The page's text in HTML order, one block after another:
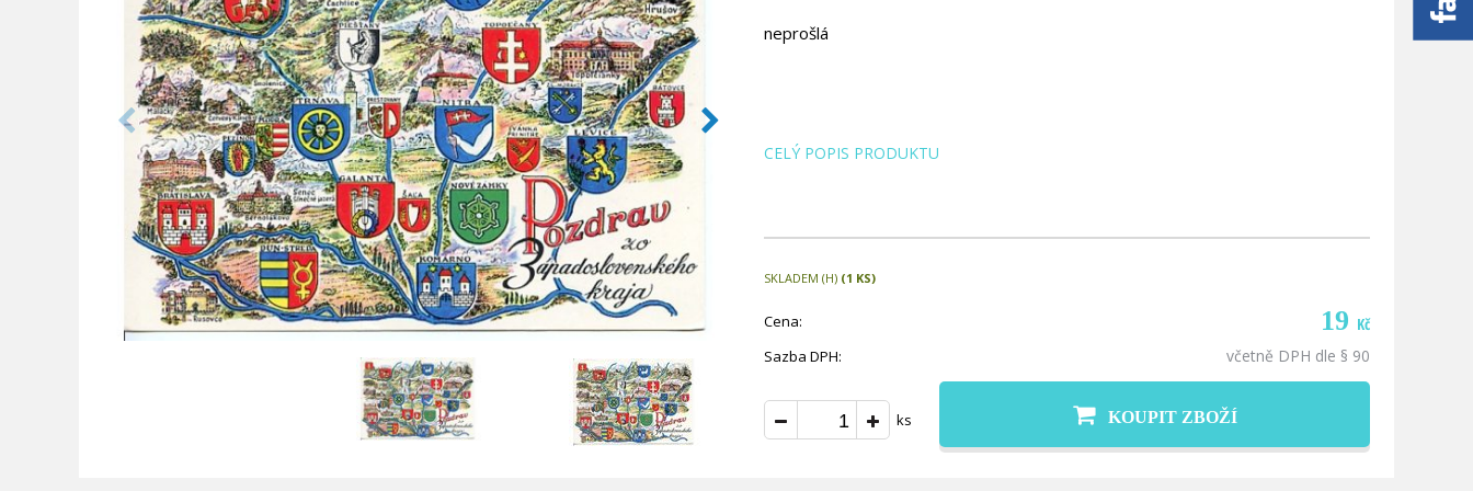
neprošlá
CELÝ POPIS PRODUKTU
SKLADEM (H) (1 KS)
Cena: 19 Kč
Sazba DPH: včetně DPH dle § 90
ks KOUPIT ZBOŽÍ